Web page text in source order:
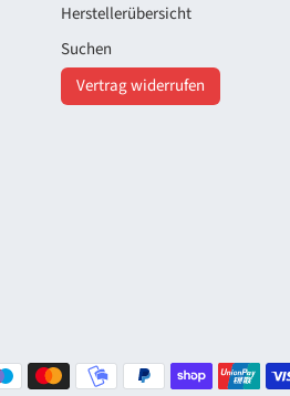
Herstellerübersicht
Suchen
Vertrag widerrufen